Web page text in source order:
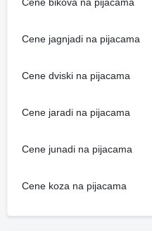
Cene jagnjadi na pijacama
Cene dviski na pijacama
Cene jaradi na pijacama
Cene junadi na pijacama
Cene koza na pijacama